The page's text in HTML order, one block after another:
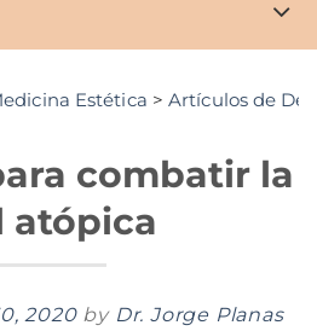
Estética >Artículos de
combatir la
atópica
2020 by Dr. Jorge Planas